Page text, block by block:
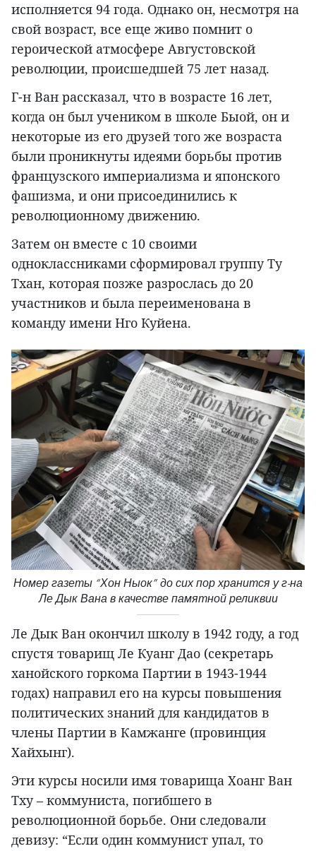
исполняется 94 года. Однако он, несмотря на
свой возраст, все еще живо помнит о
героической атмосфере Августовской
революции, происшедшей 75 лет назад.
Г-н Ван рассказал, что в возрасте 16 лет,
когда он был учеником в школе Быой, он и
некоторые из его друзей того же возраста
были проникнуты идеями борьбы против
французского империализма и японского
фашизма, и они присоединились к
революционному движению.
Затем он вместе с 10 своими
одноклассниками сформировал группу Ту
Тхан, которая позже разрослась до 20
участников и была переименована в
команду имени Нго Куйена.
Номер газеты “Хон Ныок” до сих пор хранится у г-на
Ле Дык Вана в качестве памятной реликвии
Ле Дык Ван окончил школу в 1942 году, а год
спустя товарищ Ле Куанг Дао (секретарь
ханойского горкома Партии в 1943-1944
годах) направил его на курсы повышения
политических знаний для кандидатов в
члены Партии в Камжанге (провинция
Хайхынг).
Эти курсы носили имя товарища Хоанг Ван
Тху – коммуниста, погибшего в
революционной борьбе. Они следовали
девизу: “Если один коммунист упал, то